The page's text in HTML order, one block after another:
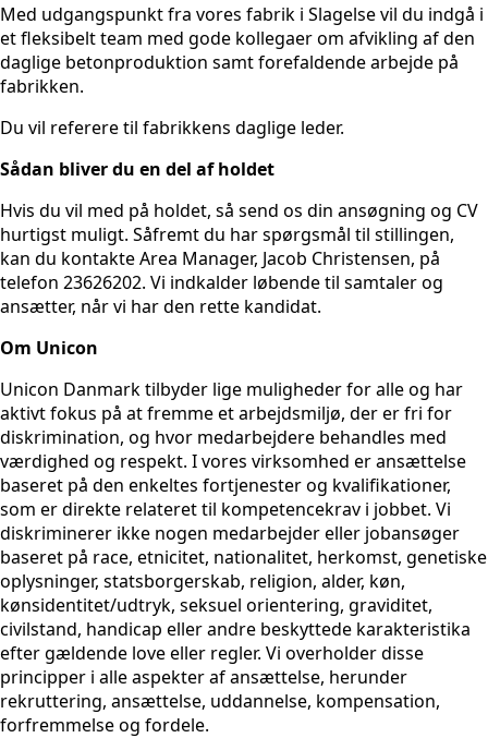
Med udgangspunkt fra vores fabrik i Slagelse vil du indgå i
et fleksibelt team med gode kollegaer om afvikling af den
daglige betonproduktion samt forefaldende arbejde på
fabrikken.
Du vil referere til fabrikkens daglige leder.
Sådan bliver du en del af holdet
Hvis du vil med på holdet, så send os din ansøgning og CV
hurtigst muligt. Såfremt du har spørgsmål til stillingen,
kan du kontakte Area Manager, Jacob Christensen, på
telefon 23626202. Vi indkalder løbende til samtaler og
ansætter, når vi har den rette kandidat.
Om Unicon
Unicon Danmark tilbyder lige muligheder for alle og har
aktivt fokus på at fremme et arbejdsmiljø, der er fri for
diskrimination, og hvor medarbejdere behandles med
værdighed og respekt. I vores virksomhed er ansættelse
baseret på den enkeltes fortjenester og kvalifikationer,
som er direkte relateret til kompetencekrav i jobbet. Vi
diskriminerer ikke nogen medarbejder eller jobansøger
baseret på race, etnicitet, nationalitet, herkomst, genetiske
oplysninger, statsborgerskab, religion, alder, køn,
kønsidentitet/udtryk, seksuel orientering, graviditet,
civilstand, handicap eller andre beskyttede karakteristika
efter gældende love eller regler. Vi overholder disse
principper i alle aspekter af ansættelse, herunder
rekruttering, ansættelse, uddannelse, kompensation,
forfremmelse og fordele.